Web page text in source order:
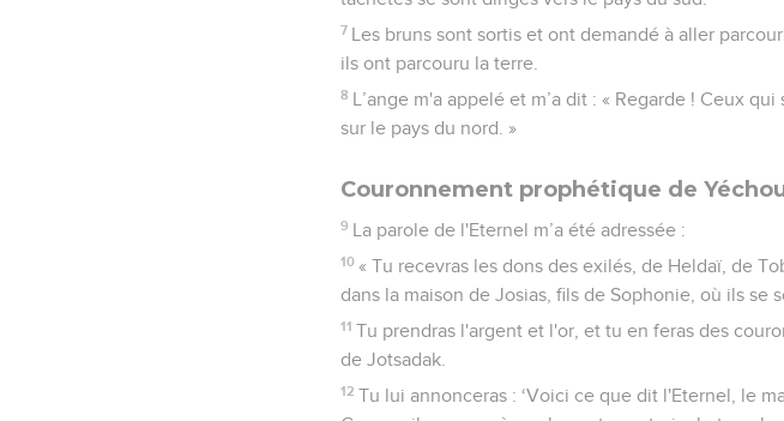
7 Les bruns sont sortis et ont demandé à aller
ils ont parcouru la terre.
8 L’ange m'a appelé et m’a dit : « Regarde ! Ceux
sur le pays du nord. »
Couronnement prophétique de
9 La parole de l'Eternel m’a été adressée :
10 « Tu recevras les dons des exilés, de Heldaï, de
dans la maison de Josias, fils de Sophonie, où ils se
11 Tu prendras l'argent et l'or, et tu en feras des
de Jotsadak.
12 Tu lui annonceras : ‘Voici ce que dit l'Eternel, le